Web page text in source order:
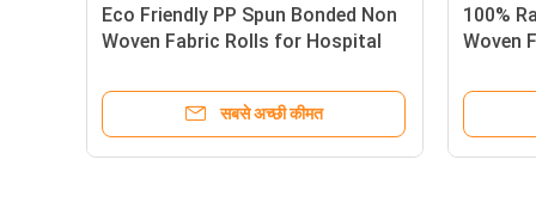
Eco Friendly PP Spun Bonded Non
Woven Fabric Rolls for Hospital
सबसे अच्छी कीमत
100%
Woven